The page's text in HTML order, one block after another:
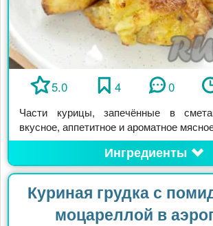
5.0 4 0
Части курицы, запечённые в
вкусное, аппетитное и ароматное
Ингредиенты
Куриная грудка с
моцареллой в